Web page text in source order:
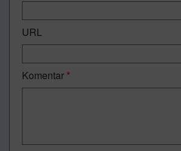
URL
Komentar *